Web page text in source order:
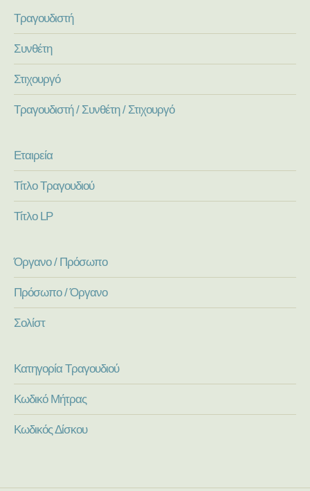
Τραγουδιστή
Συνθέτη
Στιχουργό
Τραγουδιστή / Συνθέτη / Στιχουργό
Εταιρεία
Τίτλο Τραγουδιού
Τίτλο LP
Όργανο / Πρόσωπο
Πρόσωπο / Όργανο
Σολίστ
Κατηγορία Τραγουδιού
Κωδικό Μήτρας
Κωδικός Δίσκου